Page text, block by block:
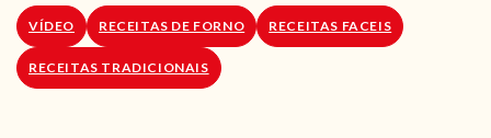
LOJA ONLINE
VÍDEO RECEITAS DE FORNO RECEITAS FACEIS
RECEITAS TRADICIONAIS